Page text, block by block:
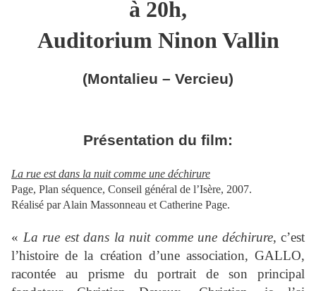
à 20h,
Auditorium Ninon Vallin
(Montalieu – Vercieu)
Présentation du film:
La rue est dans la nuit comme une déchirure
Page, Plan séquence, Conseil général de l’Isère, 2007.
Réalisé par Alain Massonneau et Catherine Page.
« La rue est dans la nuit comme une déchirure, c’est
l’histoire de la création d’une association, GALLO,
racontée au prisme du portrait de son principal